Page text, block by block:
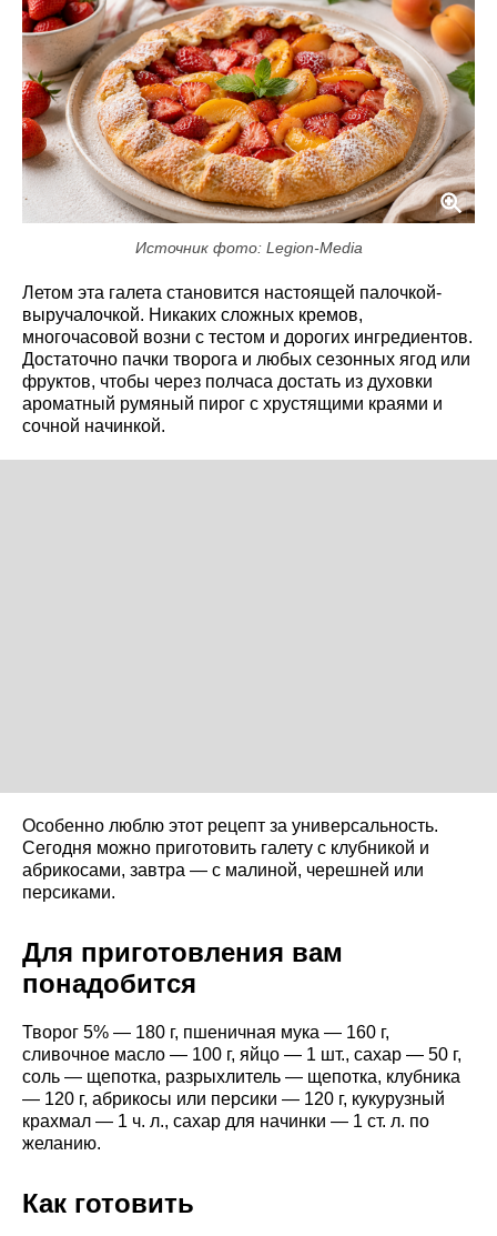
Источник фото: Legion-Media
Летом эта галета становится настоящей палочкой-
выручалочкой. Никаких сложных кремов,
многочасовой возни с тестом и дорогих ингредиентов.
Достаточно пачки творога и любых сезонных ягод или
фруктов, чтобы через полчаса достать из духовки
ароматный румяный пирог с хрустящими краями и
сочной начинкой.
Особенно люблю этот рецепт за универсальность.
Сегодня можно приготовить галету с клубникой и
абрикосами, завтра — с малиной, черешней или
персиками.
Для приготовления вам
понадобится
Творог 5% — 180 г, пшеничная мука — 160 г,
сливочное масло — 100 г, яйцо — 1 шт., сахар — 50 г,
соль — щепотка, разрыхлитель — щепотка, клубника
— 120 г, абрикосы или персики — 120 г, кукурузный
крахмал — 1 ч. л., сахар для начинки — 1 ст. л. по
желанию.
Как готовить